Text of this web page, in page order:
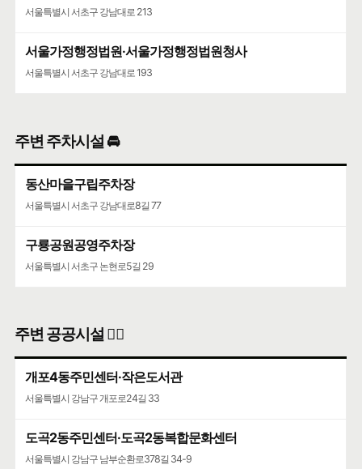
서울특별시 서초구 강남대로 213
서울가정행정법원·서울가정행정법원청사
서울특별시 서초구 강남대로 193
주변 주차시설 🚘
동산마을구립주차장
서울특별시 서초구 강남대로8길 77
구룡공원공영주차장
서울특별시 서초구 논현로5길 29
주변 공공시설 👨‍✈️
개포4동주민센터·작은도서관
서울특별시 강남구 개포로24길 33
도곡2동주민센터·도곡2동복합문화센터
서울특별시 강남구 남부순환로378길 34-9